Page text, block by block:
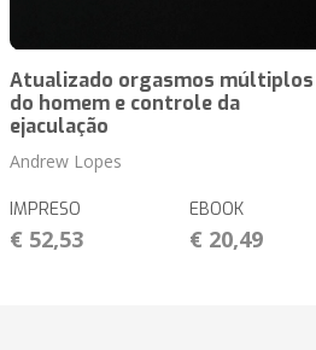
Atualizado orgasmos múltiplos
do homem e controle da
ejaculação
Andrew Lopes
IMPRESO
€ 52,53
EBOOK
€ 20,49